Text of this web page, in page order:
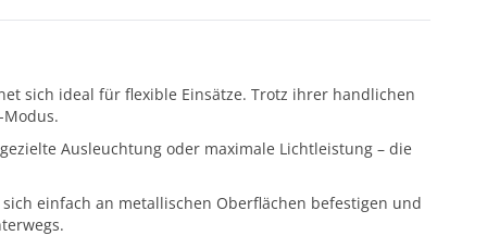
sich ideal für flexible Einsätze. Trotz ihrer handlichen
Ausleuchtung oder maximale Lichtleistung – die
sich einfach an metallischen Oberflächen befestigen und